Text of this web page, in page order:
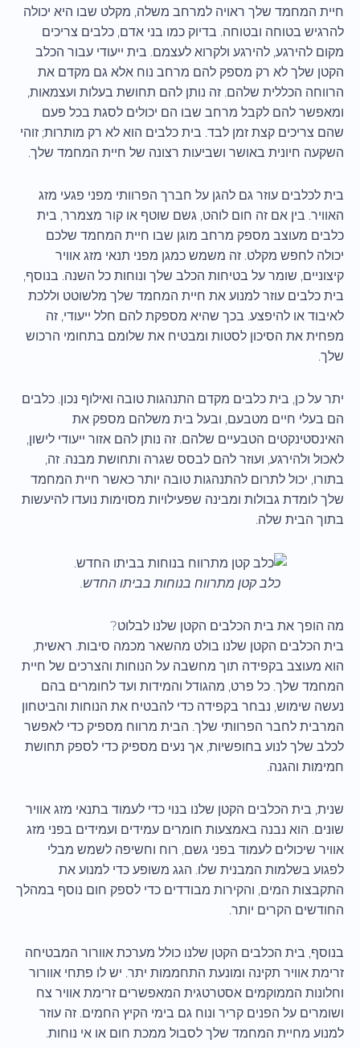
חיית המחמד שלך ראויה למרחב משלה, מקלט שבו היא יכולה
להרגיש בטוחה ובטוחה. בדיוק כמו בני אדם, כלבים צריכים
מקום להירגע, להירגע ולקרוא לעצמם. בית ייעודי עבור הכלב
הקטן שלך לא רק מספק להם מרחב נוח אלא גם מקדם את
הרווחה הכללית שלהם. זה נותן להם תחושת בעלות ועצמאות,
ומאפשר להם לקבל מרחב שבו הם יכולים לסגת בכל פעם
שהם צריכים קצת זמן לבד. בית כלבים הוא לא רק מותרות; זוהי
השקעה חיונית באושר ושביעות רצונה של חיית המחמד שלך.
בית לכלבים עוזר גם להגן על חברך הפרוותי מפני פגעי מזג
האוויר. בין אם זה חום לוהט, גשם שוטף או קור מצמרר, בית
כלבים מעוצב מספק מרחב מוגן שבו חיית המחמד שלכם
יכולה לחפש מקלט. זה משמש כמגן מפני תנאי מזג אוויר
קיצוניים, שומר על בטיחות הכלב שלך ונוחות כל השנה. בנוסף,
בית כלבים עוזר למנוע את חיית המחמד שלך מלשוטט וללכת
לאיבוד או להיפצע. בכך שהיא מספקת להם חלל ייעודי, זה
מפחית את הסיכון לסטות ומבטיח את שלומם בתחומי הרכוש
שלך.
יתר על כן, בית כלבים מקדם התנהגות טובה ואילוף נכון. כלבים
הם בעלי חיים מטבעם, ובעל בית משלהם מספק את
האינסטינקטים הטבעיים שלהם. זה נותן להם אזור ייעודי לישון,
לאכול ולהירגע, ועוזר להם לבסס שגרה ותחושת מבנה. זה,
בתורו, יכול לתרום להתנהגות טובה יותר כאשר חיית המחמד
שלך לומדת גבולות ומבינה שפעילויות מסוימות נועדו להיעשות
בתוך הבית שלה.
כלב קטן מתרווח בנוחות בביתו החדש.
מה הופך את בית הכלבים הקטן שלנו לבלוט?
בית הכלבים הקטן שלנו בולט מהשאר מכמה סיבות. ראשית,
הוא מעוצב בקפידה תוך מחשבה על הנוחות והצרכים של חיית
המחמד שלך. כל פרט, מהגודל והמידות ועד לחומרים בהם
נעשה שימוש, נבחר בקפידה כדי להבטיח את הנוחות והביטחון
המרבית לחבר הפרוותי שלך. הבית מרווח מספיק כדי לאפשר
לכלב שלך לנוע בחופשיות, אך נעים מספיק כדי לספק תחושת
חמימות והגנה.
שנית, בית הכלבים הקטן שלנו בנוי כדי לעמוד בתנאי מזג אוויר
שונים. הוא נבנה באמצעות חומרים עמידים ועמידים בפני מזג
אוויר שיכולים לעמוד בפני גשם, רוח וחשיפה לשמש מבלי
לפגוע בשלמות המבנית שלו. הגג משופע כדי למנוע את
התקבצות המים, והקירות מבודדים כדי לספק חום נוסף במהלך
החודשים הקרים יותר.
בנוסף, בית הכלבים הקטן שלנו כולל מערכת אוורור המבטיחה
זרימת אוויר תקינה ומונעת התחממות יתר. יש לו פתחי אוורור
וחלונות הממוקמים אסטרטגית המאפשרים זרימת אוויר צח
ושומרים על הפנים קריר ונוח גם בימי הקיץ החמים. זה עוזר
למנוע מחיית המחמד שלך לסבול ממכת חום או אי נוחות.